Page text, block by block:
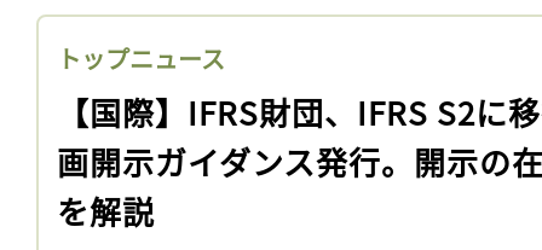
トップニュース
【国際】IFRS財団、IFRS S2に
画開示ガイダンス発行。開示の
を解説